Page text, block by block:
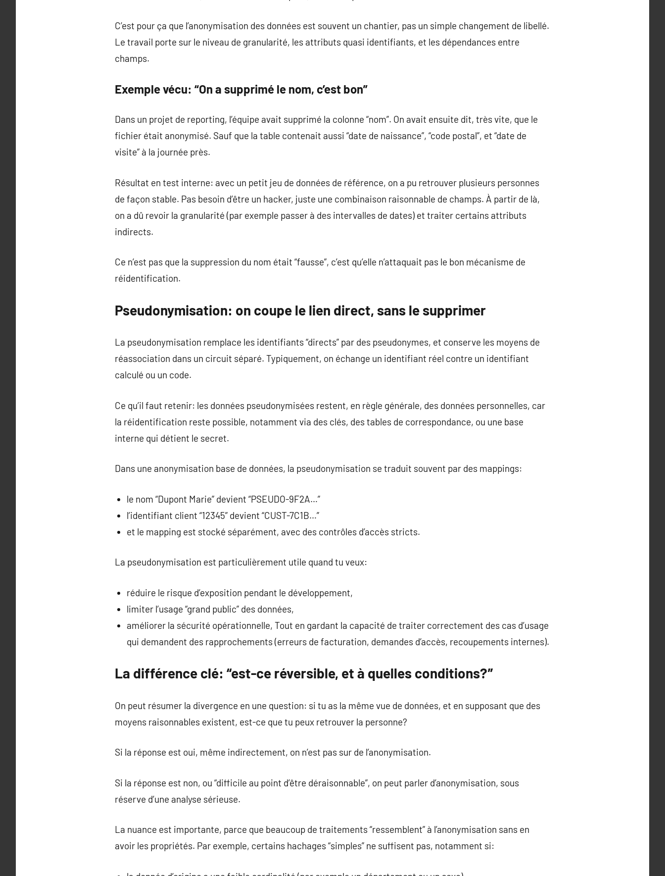
C’est pour ça que l’anonymisation des données est souvent un chantier, pas un simple changement de libellé.
Le travail porte sur le niveau de granularité, les attributs quasi identifiants, et les dépendances entre
champs.
Exemple vécu: “On a supprimé le nom, c’est bon”
Dans un projet de reporting, l’équipe avait supprimé la colonne “nom”. On avait ensuite dit, très vite, que le
fichier était anonymisé. Sauf que la table contenait aussi “date de naissance”, “code postal”, et “date de
visite” à la journée près.
Résultat en test interne: avec un petit jeu de données de référence, on a pu retrouver plusieurs personnes
de façon stable. Pas besoin d’être un hacker, juste une combinaison raisonnable de champs. À partir de là,
on a dû revoir la granularité (par exemple passer à des intervalles de dates) et traiter certains attributs
indirects.
Ce n’est pas que la suppression du nom était “fausse”, c’est qu’elle n’attaquait pas le bon mécanisme de
réidentification.
Pseudonymisation: on coupe le lien direct, sans le supprimer
La pseudonymisation remplace les identifiants “directs” par des pseudonymes, et conserve les moyens de
réassociation dans un circuit séparé. Typiquement, on échange un identifiant réel contre un identifiant
calculé ou un code.
Ce qu’il faut retenir: les données pseudonymisées restent, en règle générale, des données personnelles, car
la réidentification reste possible, notamment via des clés, des tables de correspondance, ou une base
interne qui détient le secret.
Dans une anonymisation base de données, la pseudonymisation se traduit souvent par des mappings:
le nom “Dupont Marie” devient “PSEUDO-9F2A…”
l’identifiant client “12345” devient “CUST-7C1B…”
et le mapping est stocké séparément, avec des contrôles d’accès stricts.
La pseudonymisation est particulièrement utile quand tu veux:
réduire le risque d’exposition pendant le développement,
limiter l’usage “grand public” des données,
améliorer la sécurité opérationnelle, Tout en gardant la capacité de traiter correctement des cas d’usage
qui demandent des rapprochements (erreurs de facturation, demandes d’accès, recoupements internes).
La différence clé: “est-ce réversible, et à quelles conditions?”
On peut résumer la divergence en une question: si tu as la même vue de données, et en supposant que des
moyens raisonnables existent, est-ce que tu peux retrouver la personne?
Si la réponse est oui, même indirectement, on n’est pas sur de l’anonymisation.
Si la réponse est non, ou “difficile au point d’être déraisonnable”, on peut parler d’anonymisation, sous
réserve d’une analyse sérieuse.
La nuance est importante, parce que beaucoup de traitements “ressemblent” à l’anonymisation sans en
avoir les propriétés. Par exemple, certains hachages “simples” ne suffisent pas, notamment si: